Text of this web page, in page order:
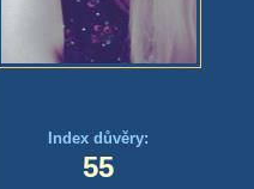
Index důvěry:
55